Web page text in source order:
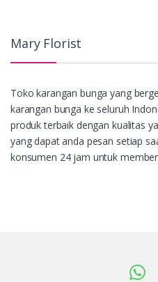
Mary Florist
Toko karangan bunga yang
karangan bunga ke seluruh
produk terbaik dengan kualitas
yang dapat anda pesan setiap
konsumen 24 jam untuk